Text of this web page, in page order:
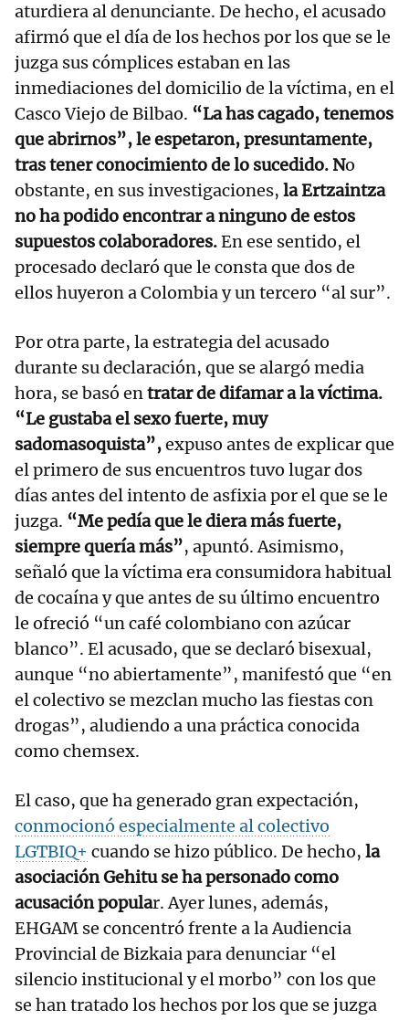
aturdiera al denunciante. De hecho, el acusado
afirmó que el día de los hechos por los que se le
juzga sus cómplices estaban en las
inmediaciones del domicilio de la víctima, en el
Casco Viejo de Bilbao. “La has cagado, tenemos
que abrirnos”, le espetaron, presuntamente,
tras tener conocimiento de lo sucedido. No
obstante, en sus investigaciones, la Ertzaintza
no ha podido encontrar a ninguno de estos
supuestos colaboradores.En ese sentido, el
procesado declaró que le consta que dos de
ellos huyeron a Colombia y un tercero “al sur”.
Por otra parte, la estrategia del acusado
durante su declaración, que se alargó media
hora, se basó entratar de difamar a la víctima.
“Le gustaba el sexo fuerte, muy
sadomasoquista”,expuso antes de explicar que
el primero de sus encuentros tuvo lugar dos
días antes del intento de asfixia por el que se le
juzga. “Me pedía que le diera más fuerte,
siempre quería más”, apuntó. Asimismo,
señaló que la víctima era consumidora habitual
de cocaína y que antes de su último encuentro
le ofreció “un café colombiano con azúcar
blanco”. El acusado, que se declaró bisexual,
aunque “no abiertamente”, manifestó que “en
el colectivo se mezclan mucho las fiestas con
drogas”, aludiendo a una práctica conocida
como chemsex.
El caso, que ha generado gran expectación,
conmocionó especialmente al colectivo
LGTBIQ+ cuando se hizo público. De hecho, la
asociación Gehitu se ha personado como
acusación popular. Ayer lunes, además,
EHGAM se concentró frente a la Audiencia
Provincial de Bizkaia para denunciar “el
silencio institucional y el morbo” con los que
se han tratado los hechos por los que se juzga